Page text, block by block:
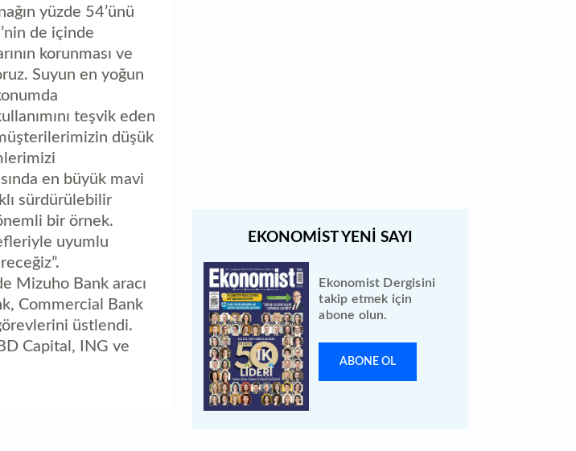
yüzde 54’ünü
de içinde
korunması ve
Suyun en yoğun
teşvik eden
düşük
en büyük mavi
sürdürülebilir
bir örnek.
uyumlu
Mizuho Bank aracı
Commercial Bank
üstlendi.
Capital, ING ve
Ekonomist Dergisini
takip etmek için
abone olun.
ABONE OL